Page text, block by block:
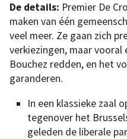
De details: Premier De
maken van één
veel meer. Ze gaan zich
verkiezingen, maar
Bouchez redden, en het
garanderen.
In een klassieke zaal
tegenover het
geleden de liberale